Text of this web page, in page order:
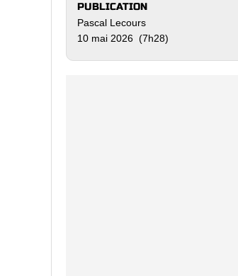
PUBLICATION
Pascal Lecours
10 mai 2026 (7h28)